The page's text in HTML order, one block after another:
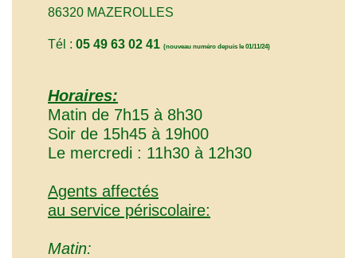
86320 MAZEROLLES
Tél : 05 49 63 02 41 (nouveau numéro depuis le 01/11/24)
Horaires:
Matin de 7h15 à 8h30
Soir de 15h45 à 19h00
Le mercredi : 11h30 à 12h30
Agents affectés
au service périscolaire:
Matin: